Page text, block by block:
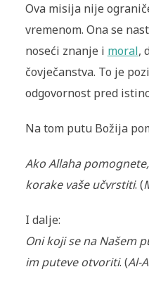
Ova misija nije
vremenom. Ona se
noseći znanje i moral,
čovječanstva. To je
odgovornost pred
Na tom putu Božija
Ako Allaha
korake vaše učvrstiti. (
I dalje:
Oni koji se na Našem
im puteve otvoriti. (Al-